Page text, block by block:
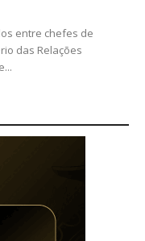
entre chefes de
das Relações